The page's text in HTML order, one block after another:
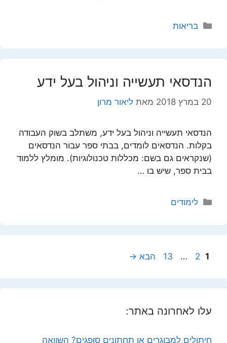
קטגוריות
בריאות
הנדסאי תעשייה וניהול בעל ידע
20 במרץ 2018 מאת ליאור מרון
הנדסאי תעשייה וניהול בעל ידע, משתלב בשוק העבודה
בקלות. הנדסאים לומדים, בבתי ספר עבור הנדסאים
(שנקראים גם בשם: מכללות טכנולוגיות). מומלץ ללמוד
בבית ספר, שיש בו …
קטגוריות
לימודים
עמוד
1 עמוד
2
… עמוד
13 הבא →
עלו לאחרונה באתר:
חיתולים למבוגרים או תחתונים סופגים? השוואה